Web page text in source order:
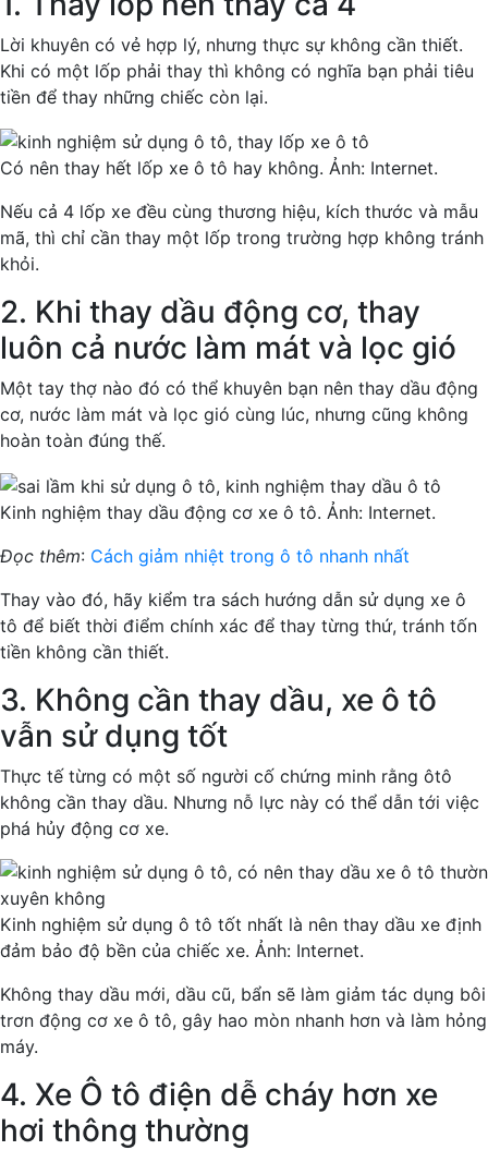
Lời khuyên có vẻ hợp lý, nhưng thực sự không cần thiết.
Khi có một lốp phải thay thì không có nghĩa bạn phải tiêu
tiền để thay những chiếc còn lại.
Có nên thay hết lốp xe ô tô hay không. Ảnh: Internet.
Nếu cả 4 lốp xe đều cùng thương hiệu, kích thước và mẫu
mã, thì chỉ cần thay một lốp trong trường hợp không tránh
khỏi.
2. Khi thay dầu động cơ, thay
luôn cả nước làm mát và lọc gió
Một tay thợ nào đó có thể khuyên bạn nên thay dầu động
cơ, nước làm mát và lọc gió cùng lúc, nhưng cũng không
hoàn toàn đúng thế.
Kinh nghiệm thay dầu động cơ xe ô tô. Ảnh: Internet.
Đọc thêm: Cách giảm nhiệt trong ô tô nhanh nhất
Thay vào đó, hãy kiểm tra sách hướng dẫn sử dụng xe ô
tô để biết thời điểm chính xác để thay từng thứ, tránh tốn
tiền không cần thiết.
3. Không cần thay dầu, xe ô tô
vẫn sử dụng tốt
Thực tế từng có một số người cố chứng minh rằng ôtô
không cần thay dầu. Nhưng nỗ lực này có thể dẫn tới việc
phá hủy động cơ xe.
Kinh nghiệm sử dụng ô tô tốt nhất là nên thay dầu xe định
đảm bảo độ bền của chiếc xe. Ảnh: Internet.
Không thay dầu mới, dầu cũ, bẩn sẽ làm giảm tác dụng bôi
trơn động cơ xe ô tô, gây hao mòn nhanh hơn và làm hỏng
máy.
4. Xe Ô tô điện dễ cháy hơn xe
hơi thông thường